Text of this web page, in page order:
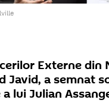
Externe din
Javid, a semnat
lui Julian